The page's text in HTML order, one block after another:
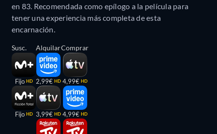
en 83. Recomendada como epílogo a la película para
tener una experiencia más completa de esta
encarnación.
Susc.
Fijo HD
Fijo HD
Alquilar
2,99€ HD
3,99€ HD
Comprar
4,99€ HD
4,99€ HD